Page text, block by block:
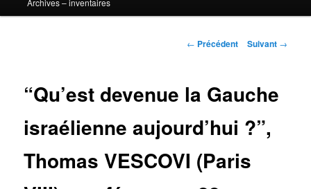
Archives – inventaires
Navigation
← Précédent Suivant →
“Qu’est devenue la Gauche
israélienne aujourd’hui ?”,
Thomas VESCOVI (Paris